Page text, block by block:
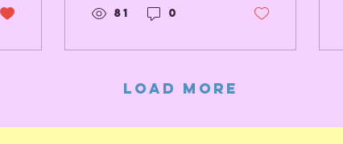
Gelder,
81 0
Load More